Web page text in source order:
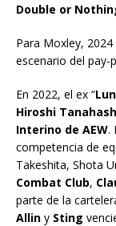
Double or
Para Moxley,
escenario del pay-
En 2022, el ex “
Hiroshi
Interino de AEW.
competencia de
Takeshita, Shota
Combat Club,
parte de la
Allin y Sting